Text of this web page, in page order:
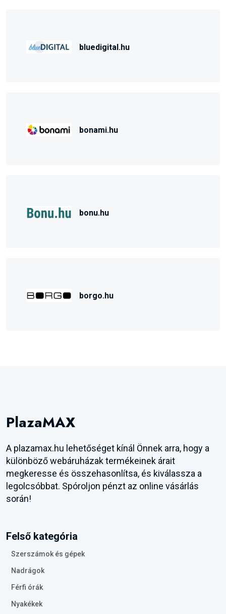
bluedigital.hu
bonami.hu
bonu.hu
borgo.hu
PlazaMAX
A plazamax.hu lehetőséget kínál Önnek arra, hogy a
különböző webáruházak termékeinek árait
megkeresse és összehasonlítsa, és kiválassza a
legolcsóbbat. Spóroljon pénzt az online vásárlás
során!
Felső kategória
Szerszámok és gépek
Nadrágok
Férfi órák
Nyakékek